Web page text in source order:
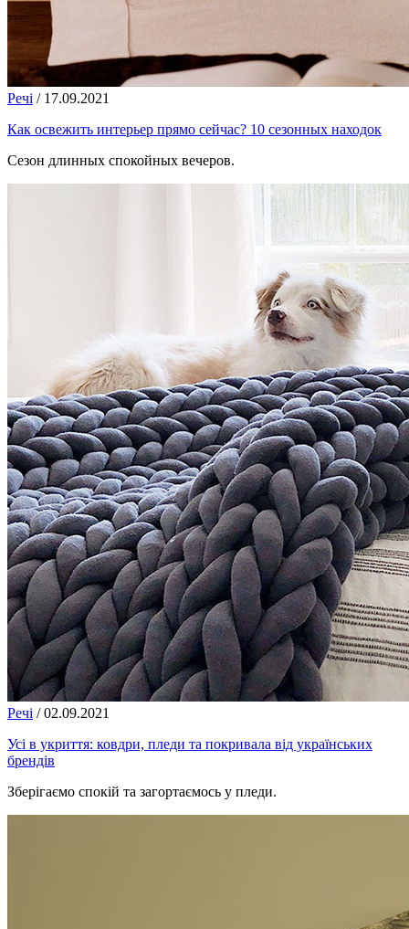
Речі / 17.09.2021
Как освежить интерьер прямо сейчас? 10 сезонных находок
Сезон длинных спокойных вечеров.
Речі / 02.09.2021
Усі в укриття: ковдри, пледи та покривала від українських
брендів
Зберігаємо спокій та загортаємось у пледи.